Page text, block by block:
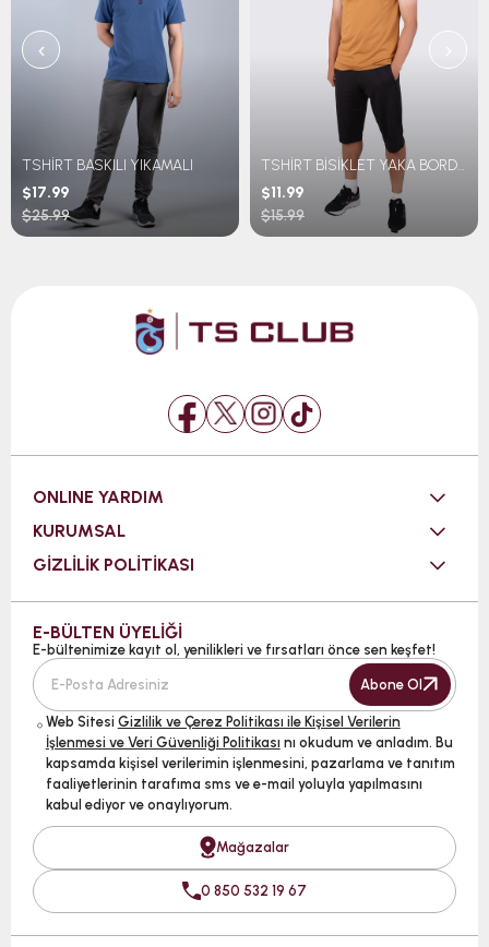
TSHİRT BASKILI YIKAMALI
$17.99
$25.99
TSHİRT BİSİKLET YAKA BORDO MAVİ ŞERİTLİ TRABZONSPOR BASKILI
$11.99
$15.99
‹ ›
ONLINE YARDIM
KURUMSAL
GİZLİLİK POLİTİKASI
E-BÜLTEN ÜYELİĞİ
E-bültenimize kayıt ol, yenilikleri ve fırsatları önce sen keşfet!
Abone Ol
Web Sitesi Gizlilik ve Çerez Politikası ile Kişisel Verilerin
İşlenmesi ve Veri Güvenliği Politikası nı okudum ve anladım. Bu
kapsamda kişisel verilerimin işlenmesini, pazarlama ve tanıtım
faaliyetlerinin tarafıma sms ve e-mail yoluyla yapılmasını
kabul ediyor ve onaylıyorum.
Mağazalar
0 850 532 19 67